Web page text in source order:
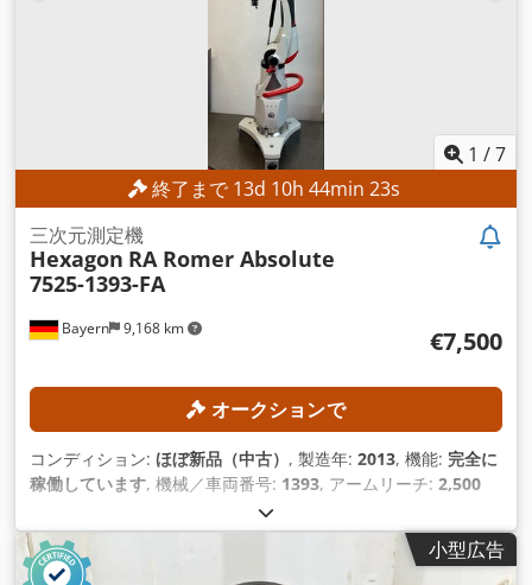
1 /7
終了まで13d 10h 44min 21s
Bayern 9,168 km
三次元測定機
Hexagon RA Romer Absolute
7525-1393-FA
€7,500
オークションで
コンディション: ほぼ新品（中古） , 製造年: 2013, 機能: 完全に
稼働しています, 機械／車両番号: 1393, アームリーチ: 2,500
小型広告